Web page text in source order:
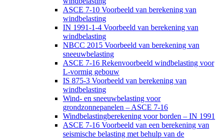
ASCE 7-10 Voorbeeld van berekening van
windbelasting
IN 1991-1-4 Voorbeeld van berekening van
windbelasting
NBCC 2015 Voorbeeld van berekening van
sneeuwbelasting
ASCE 7-16 Rekenvoorbeeld windbelasting voor
L-vormig gebouw
IS 875-3 Voorbeeld van berekening van
windbelasting
Wind- en sneeuwbelasting voor
grondzonnepanelen – ASCE 7-16
Windbelastingberekening voor borden – IN 1991
ASCE 7-16 Voorbeeld van een berekening van
seismische belasting met behulp van de